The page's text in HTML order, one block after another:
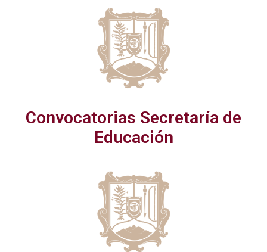
Convocatorias Secretaría de
Educación